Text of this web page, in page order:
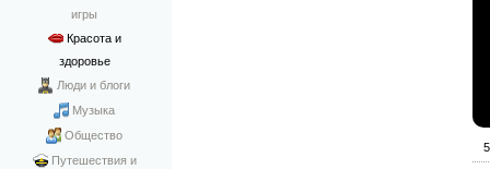
игры
Красота и
здоровье
Люди и блоги
Музыка
Общество
Путешествия и